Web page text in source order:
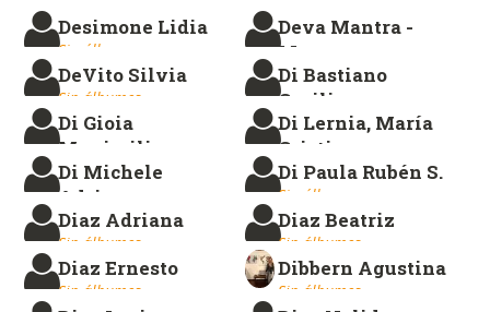
Sin álbumes. Sin álbumes.
Desimone Lidia
Sin álbumes.
Deva Mantra -
Mosquera
Alejandra
Sin álbumes.
DeVito Silvia
Sin álbumes.
Di Bastiano
Cecilia
Sin álbumes.
Di Gioia
Maximiliano
Sin álbumes.
Di Lernia, María
Cristina
Sin álbumes.
Di Michele
Adriana
Sin álbumes.
Di Paula Rubén S.
Sin álbumes.
Diaz Adriana
Sin álbumes.
Diaz Beatriz
Sin álbumes.
Diaz Ernesto
Sin álbumes.
Dibbern Agustina
Sin álbumes.